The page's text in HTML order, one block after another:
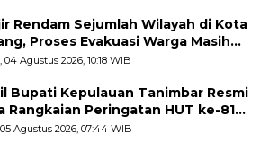
Rendam Sejumlah Wilayah di Kota
Proses Evakuasi Warga Masih
04 Agustus 2026, 10:18 WIB
Bupati Kepulauan Tanimbar Resmi
Rangkaian Peringatan HUT ke-81
RI, ASN Diajak Perkuat
Agustus 2026, 07:44 WIB